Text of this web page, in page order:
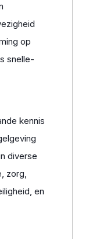
op
snelle-
kennis
diverse
zorg,
en